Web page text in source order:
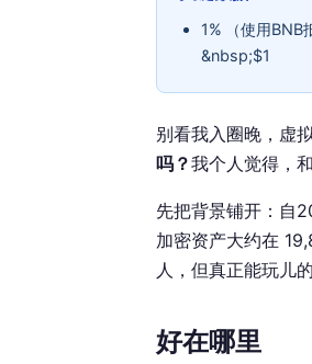
1% （使用BNB
&nbsp;$1
别看我入圈晚，虚
吗？我个人觉得，
先把背景铺开：自
加密资产大约在
人，但真正能玩儿
好在哪里